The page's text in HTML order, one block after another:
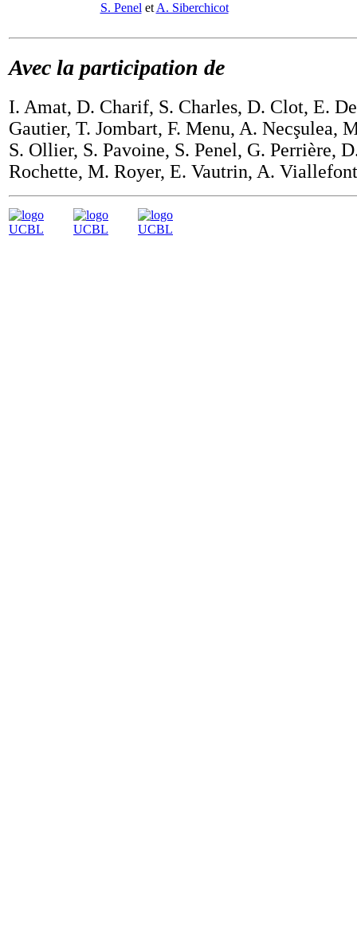
S. PeneletA. Siberchicot
Avec la participation de
I. Amat, D. Charif, S. Charles, D. Clot, E.
Gautier, T. Jombart, F. Menu, A. Necşulea,
S. Ollier, S. Pavoine, S. Penel, G. Perrière,
Rochette, M. Royer, E. Vautrin, A.